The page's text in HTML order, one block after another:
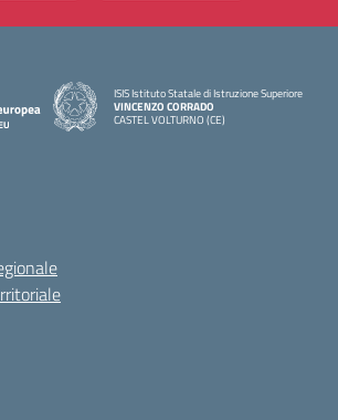
ISIS Istituto Statale di Istruzione Superiore
VINCENZO CORRADO
CASTEL VOLTURNO (CE)